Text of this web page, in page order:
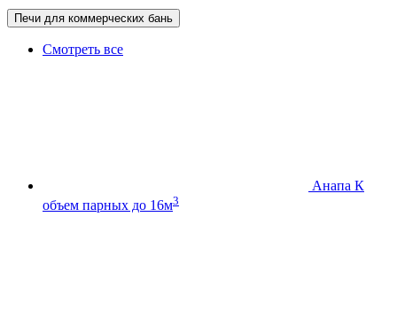
Печи для коммерческих бань
Смотреть все
Анапа К
объем парных до 16м3